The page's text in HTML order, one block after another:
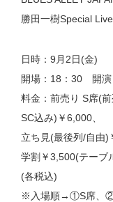
勝田一樹Special Live
日時：9月2日(金)
開場：18：30 開演
料金：前売り S席(
SC込み)￥6,000、
立ち見(最後列/自由)
学割￥3,500(テー
(各税込)
※入場順→①S席、